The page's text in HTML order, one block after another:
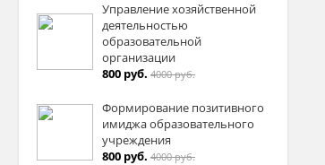
Управление хозяйственной
деятельностью
образовательной
организации
800 руб. 4000 руб.
Формирование позитивного
имиджа образовательного
учреждения
800 руб. 4000 руб.